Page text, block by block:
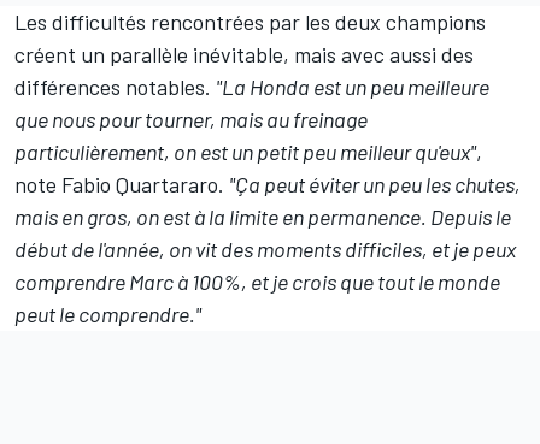
Les difficultés rencontrées par les deux champions
créent un parallèle inévitable, mais avec aussi des
différences notables. "La Honda est un peu meilleure
que nous pour tourner, mais au freinage
particulièrement, on est un petit peu meilleur qu'eux",
note Fabio Quartararo. "Ça peut éviter un peu les chutes,
mais en gros, on est à la limite en permanence. Depuis le
début de l'année, on vit des moments difficiles, et je peux
comprendre Marc à 100%, et je crois que tout le monde
peut le comprendre."